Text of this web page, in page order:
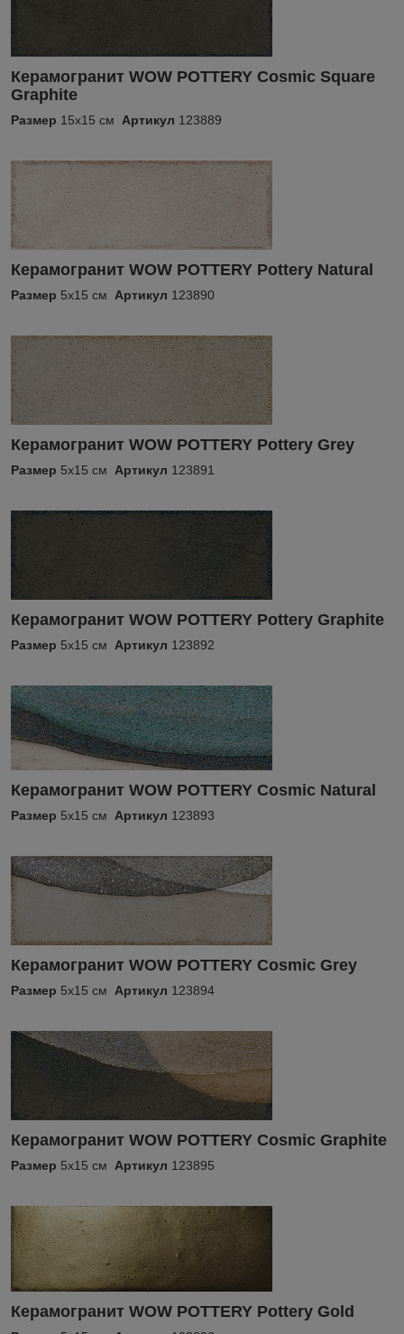
Керамогранит WOW POTTERY Cosmic Square
Graphite
Размер 15x15 см Артикул 123889
Керамогранит WOW POTTERY Pottery Natural
Размер 5x15 см Артикул 123890
Керамогранит WOW POTTERY Pottery Grey
Размер 5x15 см Артикул 123891
Керамогранит WOW POTTERY Pottery Graphite
Размер 5x15 см Артикул 123892
Керамогранит WOW POTTERY Cosmic Natural
Размер 5x15 см Артикул 123893
Керамогранит WOW POTTERY Cosmic Grey
Размер 5x15 см Артикул 123894
Керамогранит WOW POTTERY Cosmic Graphite
Размер 5x15 см Артикул 123895
Керамогранит WOW POTTERY Pottery Gold